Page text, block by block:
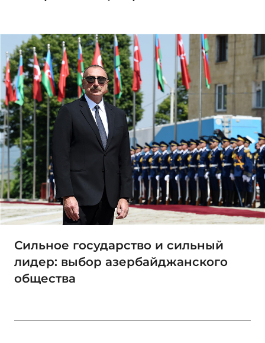
Сильное государство и сильный
лидер: выбор азербайджанского
общества